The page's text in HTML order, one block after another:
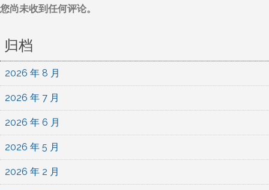
您尚未收到任何评论。
归档
2026 年 8 月
2026 年 7 月
2026 年 6 月
2026 年 5 月
2026 年 2 月